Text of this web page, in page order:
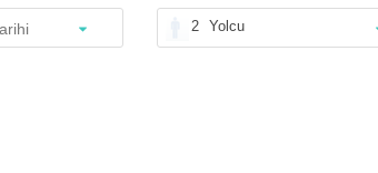
2 Yolcu